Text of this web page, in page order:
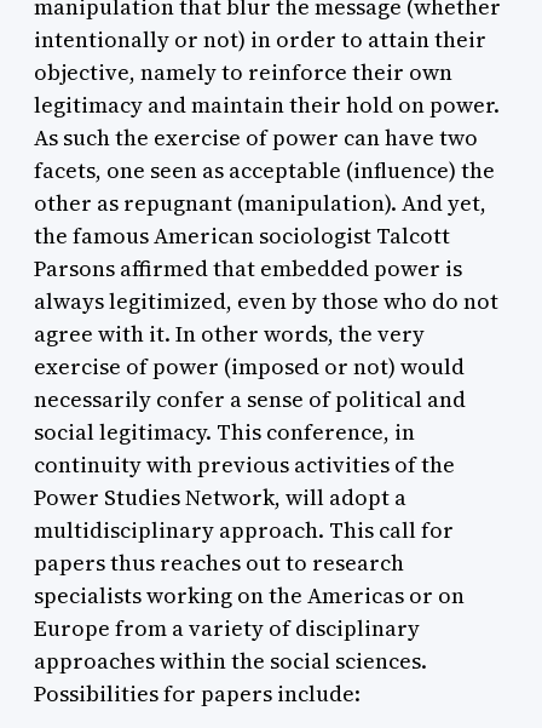
manipulation that blur the message (whether
intentionally or not) in order to attain their
objective, namely to reinforce their own
legitimacy and maintain their hold on power.
As such the exercise of power can have two
facets, one seen as acceptable (influence) the
other as repugnant (manipulation). And yet,
the famous American sociologist Talcott
Parsons affirmed that embedded power is
always legitimized, even by those who do not
agree with it. In other words, the very
exercise of power (imposed or not) would
necessarily confer a sense of political and
social legitimacy. This conference, in
continuity with previous activities of the
Power Studies Network, will adopt a
multidisciplinary approach. This call for
papers thus reaches out to research
specialists working on the Americas or on
Europe from a variety of disciplinary
approaches within the social sciences.
Possibilities for papers include: